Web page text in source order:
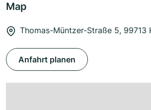
Map
Thomas-Müntzer-Straße 5, 99713
Anfahrt planen